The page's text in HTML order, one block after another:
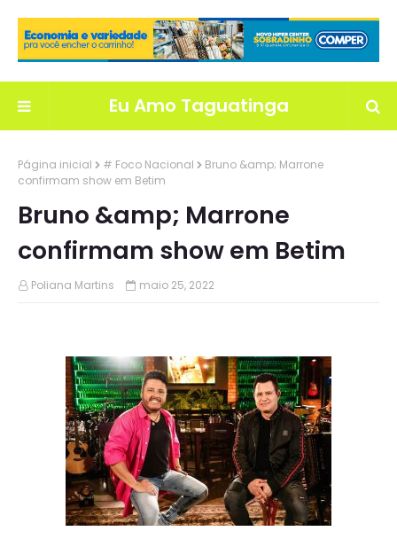
Eu Amo Taguatinga
Página inicial # Foco Nacional
Bruno &amp; Marrone
confirmam show em Betim
Bruno &amp; Marrone
confirmam show em Betim
Poliana Martins maio 25, 2022